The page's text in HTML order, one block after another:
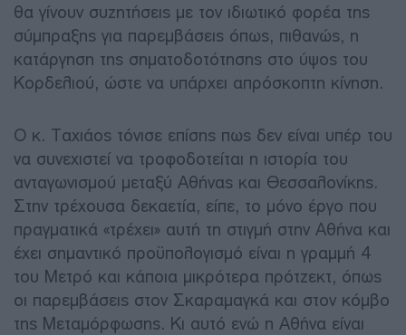
θα γίνουν συζητήσεις με τον ιδιωτικό φορέα της
σύμπραξης για παρεμβάσεις όπως, πιθανώς, η
κατάργηση της σηματοδοτότησης στο ύψος του
Κορδελιού, ώστε να υπάρχει απρόσκοπτη κίνηση.
Ο κ. Ταχιάος τόνισε επίσης πως δεν είναι υπέρ του
να συνεχιστεί να τροφοδοτείται η ιστορία του
ανταγωνισμού μεταξύ Αθήνας και Θεσσαλονίκης.
Στην τρέχουσα δεκαετία, είπε, το μόνο έργο που
πραγματικά «τρέχει» αυτή τη στιγμή στην Αθήνα και
έχει σημαντικό προϋπολογισμό είναι η γραμμή 4
του Μετρό και κάποια μικρότερα πρότζεκτ, όπως
οι παρεμβάσεις στον Σκαραμαγκά και στον κόμβο
της Μεταμόρφωσης. Κι αυτό ενώ η Αθήνα είναι